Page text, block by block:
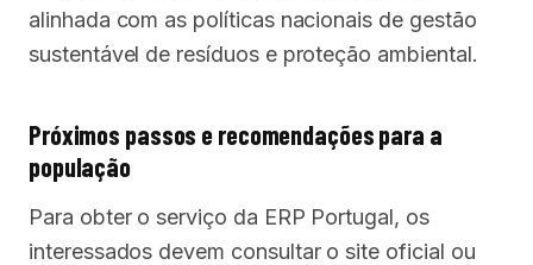
alinhada com as políticas nacionais de gestão
sustentável de resíduos e proteção ambiental.
Próximos passos e recomendações para a
população
Para obter o serviço da ERP Portugal, os
interessados devem consultar o site oficial ou